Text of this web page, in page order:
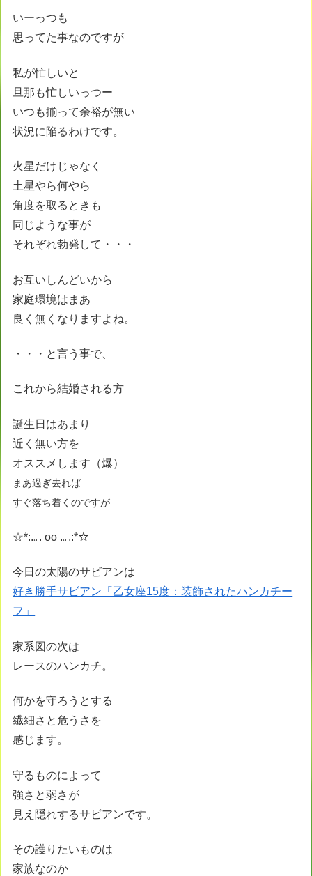
いーっつも
思ってた事なのですが
私が忙しいと
旦那も忙しいっつー
いつも揃って余裕が無い
状況に陥るわけです。
火星だけじゃなく
土星やら何やら
角度を取るときも
同じような事が
それぞれ勃発して・・・
お互いしんどいから
家庭環境はまあ
良く無くなりますよね。
・・・と言う事で、
これから結婚される方
誕生日はあまり
近く無い方を
オススメします（爆）
まあ過ぎ去れば
すぐ落ち着くのですが
☆*:.｡. oo .｡.:*☆
今日の太陽のサビアンは
好き勝手サビアン「乙女座15度：装飾されたハンカチー
フ」
家系図の次は
レースのハンカチ。
何かを守ろうとする
繊細さと危うさを
感じます。
守るものによって
強さと弱さが
見え隠れするサビアンです。
その護りたいものは
家族なのか